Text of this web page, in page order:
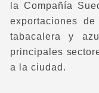
la Compañía
exportaciones
tabacalera y
principales
a la ciudad.